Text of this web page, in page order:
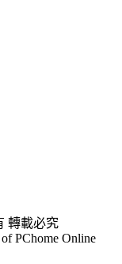
轉載必究
PChome Online